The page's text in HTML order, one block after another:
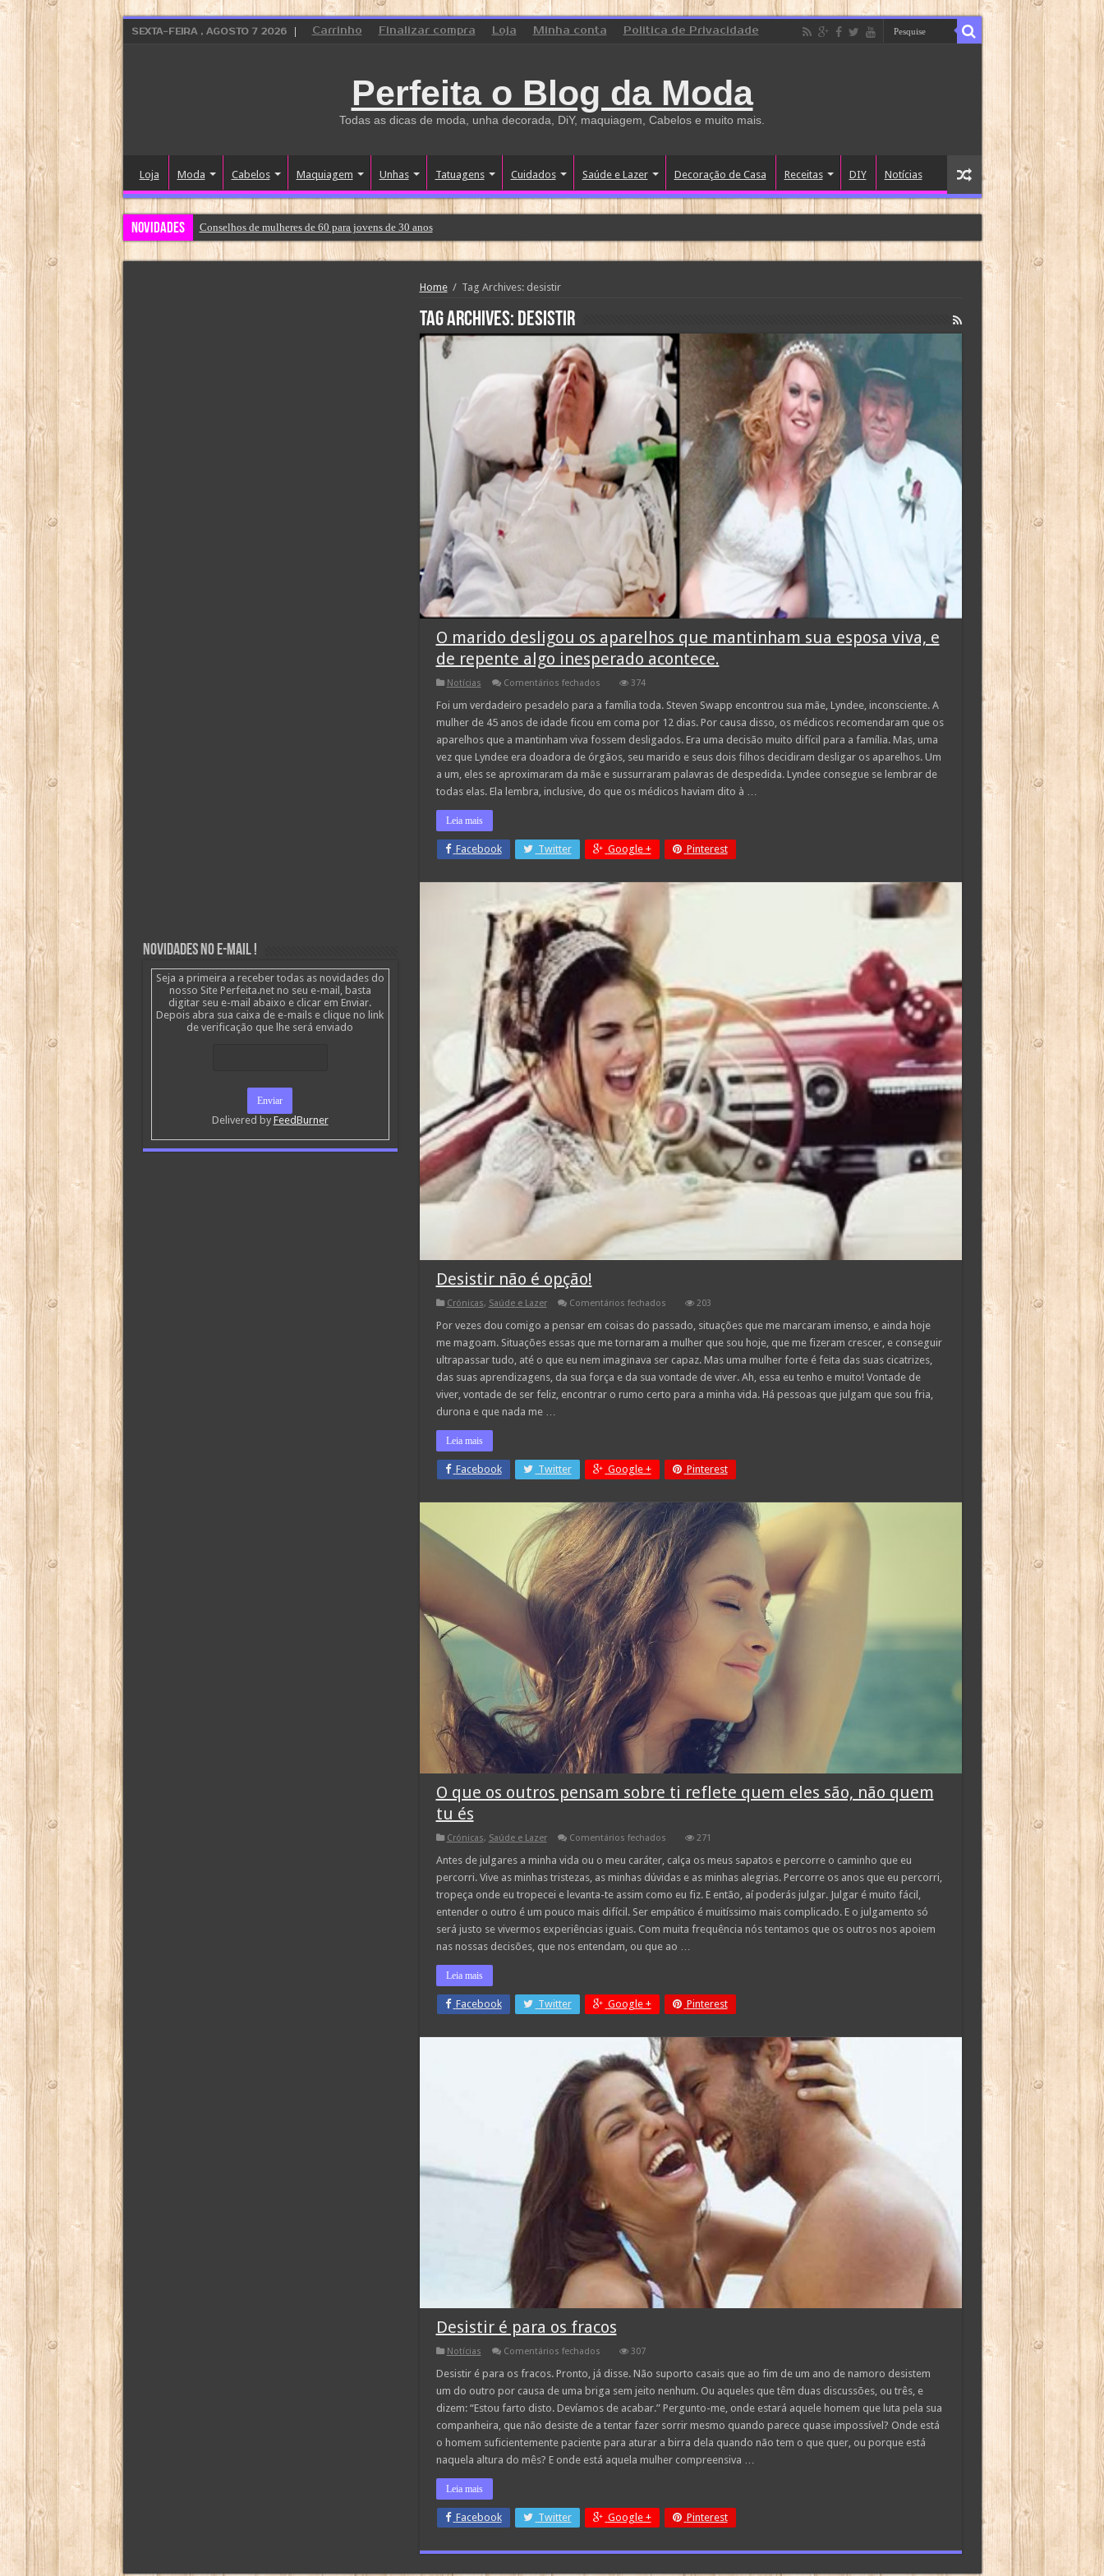
SEXTA-FEIRA , AGOSTO 7 2026 Carrinho Finalizar compra Loja Minha conta Politica de Privacidade
Perfeita o Blog da Moda
Todas as dicas de moda, unha decorada, DiY, maquiagem, Cabelos e muito mais.
Loja Moda Cabelos Maquiagem Unhas Tatuagens Cuidados Saúde e Lazer Decoração de Casa Receitas DIY Notícias
Novidades Conselhos de mulheres de 60 para jovens de 30 anos
Home / Tag Archives: desistir
Tag Archives: desistir
O marido desligou os aparelhos que mantinham sua esposa viva, e
de repente algo inesperado acontece.
Notícias Comentários fechadosem
marido
os
aparelhos
que
mantinham
esposa
viva,
inesperado
acontece.
374
Foi um verdadeiro pesadelo para a família toda. Steven Swapp encontrou sua mãe, Lyndee, inconsciente. A
mulher de 45 anos de idade ficou em coma por 12 dias. Por causa disso, os médicos recomendaram que os
aparelhos que a mantinham viva fossem desligados. Era uma decisão muito difícil para a família. Mas, uma
vez que Lyndee era doadora de órgãos, seu marido e seus dois filhos decidiram desligar os aparelhos. Um
a um, eles se aproximaram da mãe e sussurraram palavras de despedida. Lyndee consegue se lembrar de
todas elas. Ela lembra, inclusive, do que os médicos haviam dito à …
Leia mais
Facebook Twitter Google + Pinterest
Desistir não é opção!
Crónicas, Saúde e Lazer Comentários fechadosem
não
opção!
203
Por vezes dou comigo a pensar em coisas do passado, situações que me marcaram imenso, e ainda hoje
me magoam. Situações essas que me tornaram a mulher que sou hoje, que me fizeram crescer, e conseguir
ultrapassar tudo, até o que eu nem imaginava ser capaz. Mas uma mulher forte é feita das suas cicatrizes,
das suas aprendizagens, da sua força e da sua vontade de viver. Ah, essa eu tenho e muito! Vontade de
viver, vontade de ser feliz, encontrar o rumo certo para a minha vida. Há pessoas que julgam que sou fria,
durona e que nada me …
Leia mais
Facebook Twitter Google + Pinterest
O que os outros pensam sobre ti reflete quem eles são, não quem
tu és
Crónicas, Saúde e Lazer Comentários fechadosem
que
outros
pensam
sobre
ti
reflete
quem
eles
és
271
Antes de julgares a minha vida ou o meu caráter, calça os meus sapatos e percorre o caminho que eu
percorri. Vive as minhas tristezas, as minhas dúvidas e as minhas alegrias. Percorre os anos que eu percorri,
tropeça onde eu tropecei e levanta-te assim como eu fiz. E então, aí poderás julgar. Julgar é muito fácil,
entender o outro é um pouco mais difícil. Ser empático é muitíssimo mais complicado. E o julgamento só
será justo se vivermos experiências iguais. Com muita frequência nós tentamos que os outros nos apoiem
nas nossas decisões, que nos entendam, ou que ao …
Leia mais
Facebook Twitter Google + Pinterest
Desistir é para os fracos
Notícias Comentários fechadosem
é
os
fracos
307
Desistir é para os fracos. Pronto, já disse. Não suporto casais que ao fim de um ano de namoro desistem
um do outro por causa de uma briga sem jeito nenhum. Ou aqueles que têm duas discussões, ou três, e
dizem: “Estou farto disto. Devíamos de acabar.” Pergunto-me, onde estará aquele homem que luta pela sua
companheira, que não desiste de a tentar fazer sorrir mesmo quando parece quase impossível? Onde está
o homem suficientemente paciente para aturar a birra dela quando não tem o que quer, ou porque está
naquela altura do mês? E onde está aquela mulher compreensiva …
Leia mais
Facebook Twitter Google + Pinterest
Novidades no E-mail !
Seja a primeira a receber todas as novidades do
nosso Site Perfeita.net no seu e-mail, basta
digitar seu e-mail abaixo e clicar em Enviar.
Depois abra sua caixa de e-mails e clique no link
de verificação que lhe será enviado
Delivered by FeedBurner